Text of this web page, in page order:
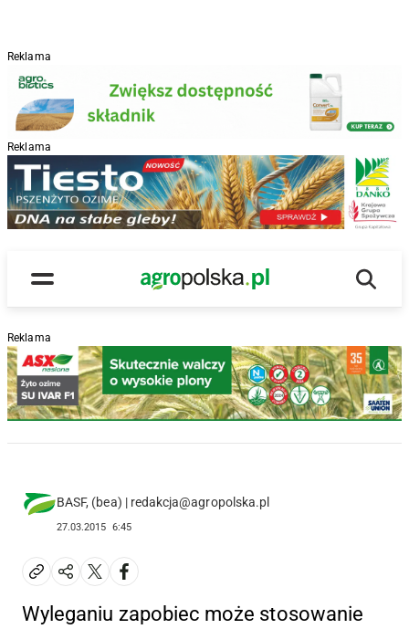
Reklama
Reklama
Menu
Main Logo
Reklama
BASF, (bea) | redakcja@agropolska.pl
27.03.2015 6:45
Wyleganiu zapobiec może stosowanie